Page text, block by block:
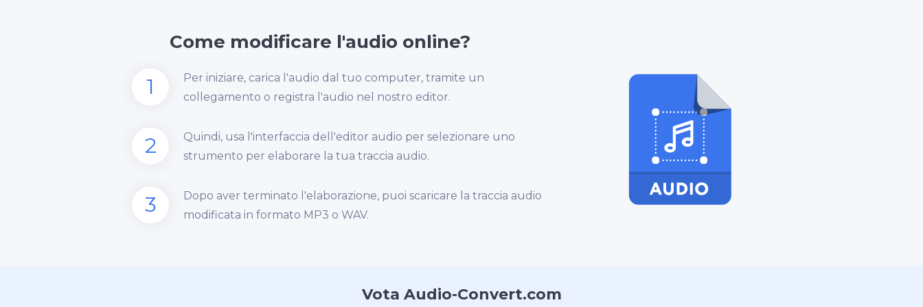
Come modificare l'audio online?
1
Per iniziare, carica l'audio dal tuo computer, tramite un
collegamento o registra l'audio nel nostro editor.
2
Quindi, usa l'interfaccia dell'editor audio per selezionare uno
strumento per elaborare la tua traccia audio.
3
Dopo aver terminato l'elaborazione, puoi scaricare la traccia audio
modificata in formato MP3 o WAV.
Vota Audio-Convert.com